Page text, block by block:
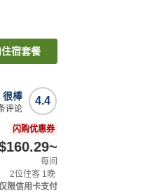
宿套餐
4.4
很棒
评论
闪购优惠券
~
每间
2位住客 1晚
限信用卡支付